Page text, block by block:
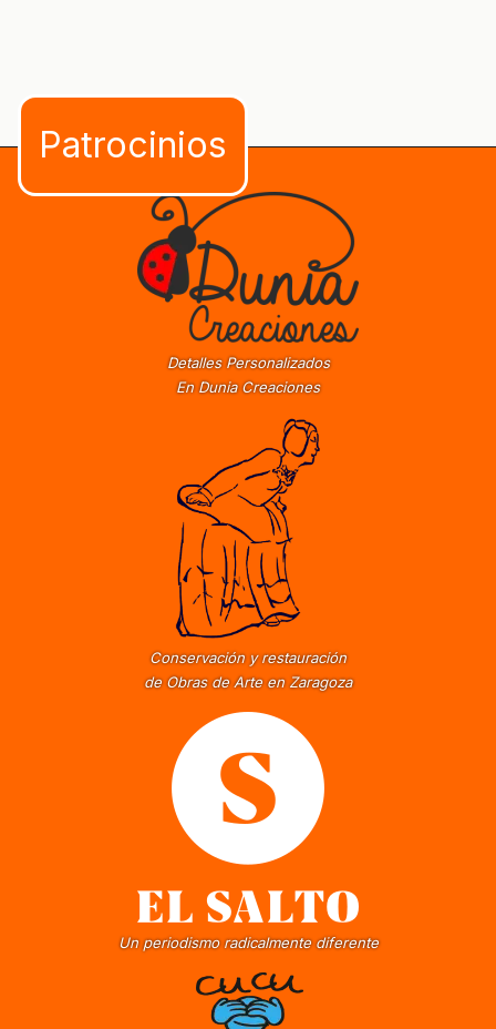
Detalles Personalizados
En Dunia Creaciones
Conservación y restauración
de Obras de Arte en Zaragoza
Un periodismo radicalmente diferente